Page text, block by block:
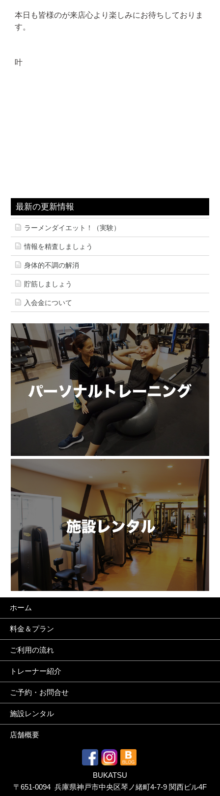
本日も皆様のが来店心より楽しみにお待ちしておりま
す。
叶
最新の更新情報
ラーメンダイエット！（実験）
情報を精査しましょう
身体的不調の解消
貯筋しましょう
入会金について
ホーム
料金＆プラン
ご利用の流れ
トレーナー紹介
ご予約・お問合せ
施設レンタル
店舗概要
BUKATSU
〒651-0094 兵庫県神戸市中央区琴ノ緒町4-7-9 関西ビル4F